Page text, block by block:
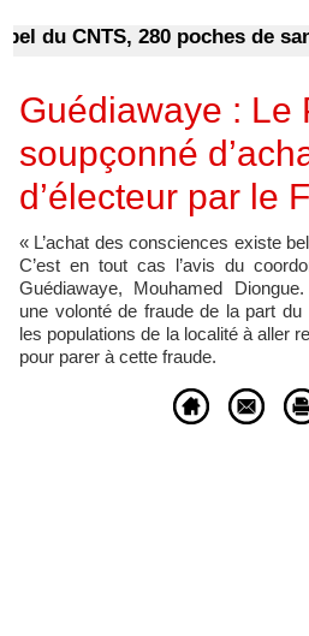
CNTS, 280 poches de sang
Guédiawaye : Le
soupçonné
d’électeur par le
« L’achat des consciences existe
C’est en tout cas l’avis du
Guédiawaye, Mouhamed Diongue.
une volonté de fraude de la part
les populations de la localité à aller
pour parer à cette fraude.